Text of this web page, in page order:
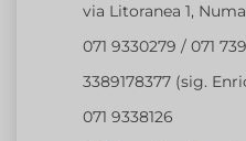
via Litoranea 1,
071 9330279 / 071
3389178377 (sig.
071 9338126